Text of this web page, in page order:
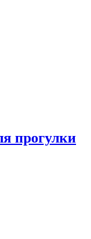
прогулки